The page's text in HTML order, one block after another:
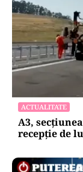
ACTUALITATE
A3,
recepție de